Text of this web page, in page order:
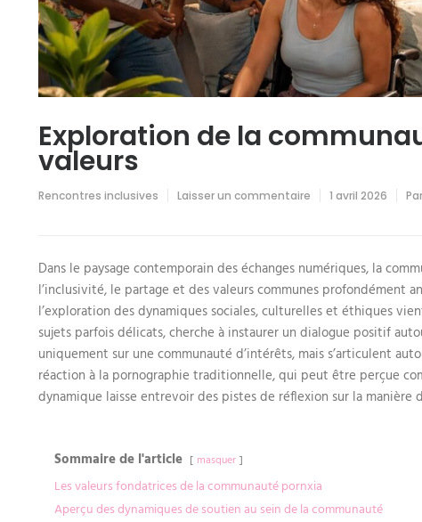
Exploration de la
valeurs
Rencontres inclusives Laisser un commentaire
autour
de
pornxia
ses
valeurs
1 avril 2026 Par
Dans le paysage contemporain des échanges numériques, la
l’inclusivité, le partage et des valeurs communes profondément
l’exploration des dynamiques sociales, culturelles et éthiques
sujets parfois délicats, cherche à instaurer un dialogue positif
uniquement sur une communauté d’intérêts, mais s’articulent
réaction à la pornographie traditionnelle, qui peut être perçue
dynamique laisse entrevoir des pistes de réflexion sur la
Sommaire de l'article masquer
Les valeurs fondatrices de la communauté pornxia
Aperçu des dynamiques de soutien au sein de la communauté